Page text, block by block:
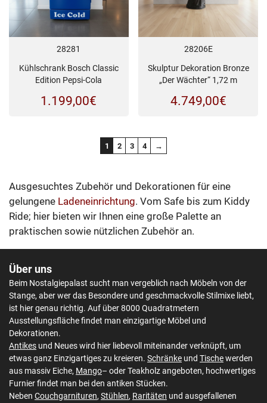
28281
Kühlschrank Bosch Classic
Edition Pepsi-Cola
1.199,00€
28206E
Skulptur Dekoration Bronze
„Der Wächter“ 1,72 m
4.749,00€
1 2 3 4 →
Ausgesuchtes Zubehör und Dekorationen für eine
gelungene Ladeneinrichtung. Vom Safe bis zum Kiddy
Ride; hier bieten wir Ihnen eine große Palette an
praktischen sowie nützlichen Zubehör an.
Über uns
Beim Nostalgiepalast sucht man vergeblich nach Möbeln von der
Stange, aber wer das Besondere und geschmackvolle Stilmixe liebt,
ist hier genau richtig. Auf über 8000 Quadratmetern
Ausstellungsfläche findet man einzigartige Möbel und
Dekorationen.
Antikes und Neues wird hier liebevoll miteinander verknüpft, um
etwas ganz Einzigartiges zu kreieren. Schränke und Tischewerden
aus massiv Eiche, Mango– oder Teakholz angeboten, hochwertiges
Furnier findet man bei den antiken Stücken.
Neben Couchgarnituren, Stühlen, Raritäten und ausgefallenen